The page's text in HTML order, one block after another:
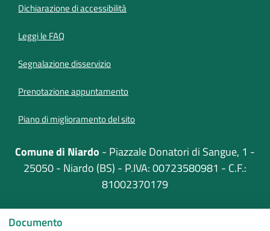
Documento
Dichiarazione di accessibilità
Leggi le FAQ
Segnalazione disservizio
Prenotazione appuntamento
Piano di miglioramento del sito
Comune di Niardo - Piazzale Donatori di Sangue, 1 -
25050 - Niardo (BS) - P.IVA: 00723580981 - C.F.:
81002370179